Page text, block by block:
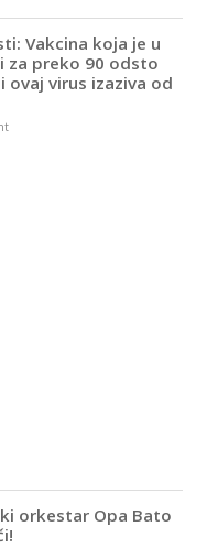
Vakcina koja je u
za preko 90 odsto
ovaj virus izaziva od
orkestar Opa Bato